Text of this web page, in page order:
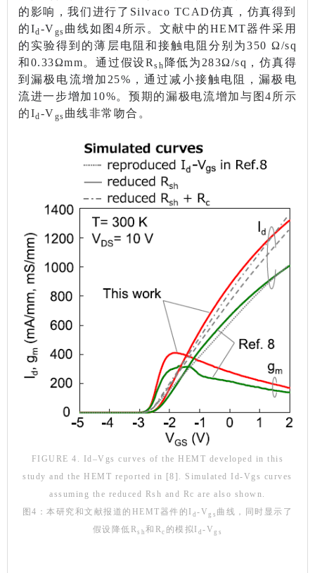
的影响，我们进行了Silvaco TCAD仿真，仿真得到
的Id-Vgs 曲线如图4所示。文献中的HEMT器件采用
的实验得到的薄层电阻和接触电阻分别为350 Ω/sq
和0.33Ωmm。通过假设Rsh 降低为283Ω/sq，仿真得
到漏极电流增加25%，通过减小接触电阻，漏极电
流进一步增加10%。预期的漏极电流增加与图4所示
的Id-Vgs 曲线非常吻合。
FIGURE 4. Id–Vgs curves of the HEMT developed in this
study and the HEMT reported in [8]. Simulated Id-Vgs curves
assuming the reduced Rsh and Rc are also shown.
图4：本研究和文献报道的HEMT器件的I
d-Vgs 曲线，同时显示了
假设降低Rsh和Rc 的模拟I d-Vgs